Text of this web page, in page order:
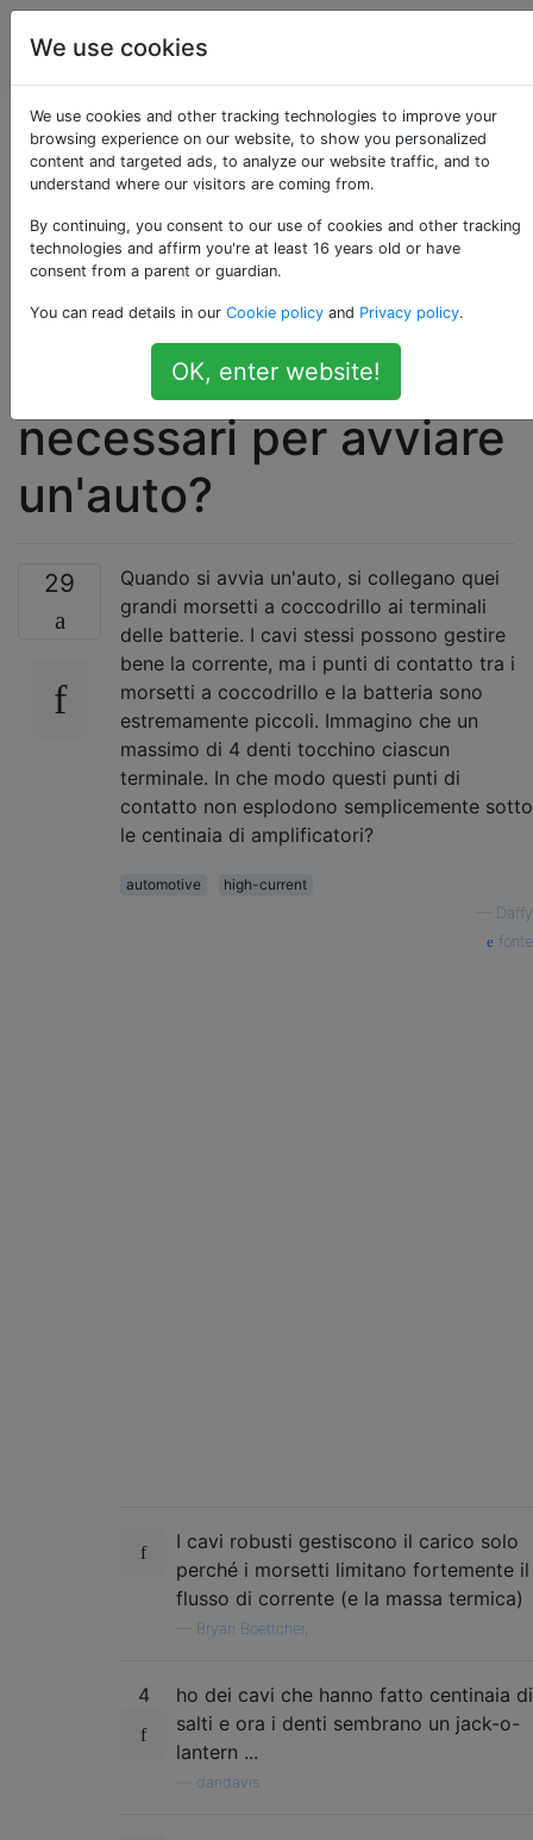
Ingegnere
elettrico
In che modo i punti di
contatto dei cavi
jumper possono
gestire le centinaia di
amplificatori
necessari per avviare
un'auto?
29
Quando si avvia un'auto, si collegano quei
grandi morsetti a coccodrillo ai terminali
delle batterie. I cavi stessi possono gestire
bene la corrente, ma i punti di contatto tra i
morsetti a coccodrillo e la batteria sono
estremamente piccoli. Immagino che un
massimo di 4 denti tocchino ciascun
terminale. In che modo questi punti di
contatto non esplodono semplicemente sotto
le centinaia di amplificatori?
automotive
high-current
Daffy
fonte
I cavi robusti gestiscono il carico solo
perché i morsetti limitano fortemente il
flusso di corrente (e la massa termica)
Bryan Boettcher,
4
ho dei cavi che hanno fatto centinaia di
salti e ora i denti sembrano un jack-o-
lantern ...
dandavis
We use cookies
We use cookies and other tracking technologies to improve your
browsing experience on our website, to show you personalized
content and targeted ads, to analyze our website traffic, and to
understand where our visitors are coming from.
By continuing, you consent to our use of cookies and other tracking
technologies and affirm you're at least 16 years old or have
consent from a parent or guardian.
You can read details in our Cookie policy and Privacy policy.
OK, enter website!